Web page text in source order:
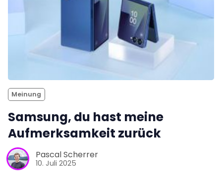
Meinung
Samsung, du hast meine
Aufmerksamkeit zurück
Pascal Scherrer
10. Juli 2025